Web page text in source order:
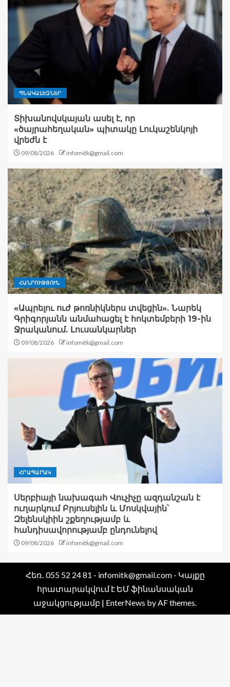
ՊՆԱԿԱԼԵԶՆԵՐ
Տիխանովսկայան ասել է, որ
«ծայրահեղական» պիտակը Լուկաշենկոյի
վրեժն է
09/08/2026 infomitk@gmail.com
ՀԱՆՐՈՒԹՅՈՒՆ
«Ապրելու ուժ թոռնիկներս տվեցին». Նարեկ
Գրիգորյանն անմահացել է հոկտեմբերի 19-ին
Ջրականում. Լուսանկարներ
09/08/2026 infomitk@gmail.com
ՀՐԱՊԱՐԱԿ
Սերբիայի նախագահ Վուչիչը ազդանշան է
ուղարկում Բրյուսելին և Մոսկվային՝
Զելենսկիին շքեղությամբ և
հանդիսավորությամբ ընդունելով
09/08/2026 infomitk@gmail.com
Հեռ․ 055 52 24 81 - infomitk@gmail.com - Կայքը
հրատարակվում է ԵՄ ֆինանսական
աջակցությամբ | EnterNews by AF themes.